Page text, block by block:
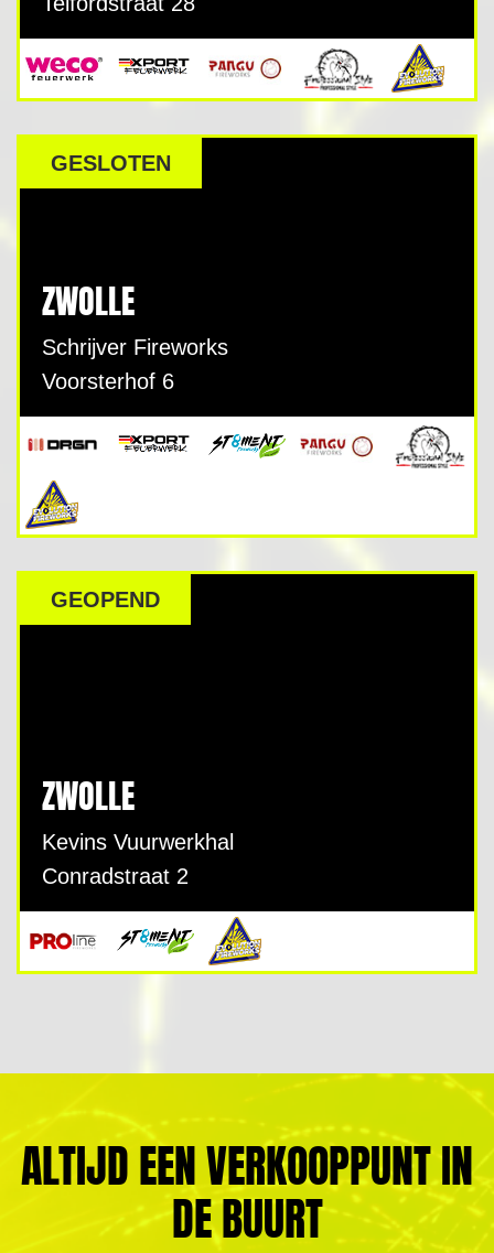
GESLOTEN
ZWOLLE
Schrijver Fireworks
Voorsterhof 6
GEOPEND
ZWOLLE
Kevins Vuurwerkhal
Conradstraat 2
ALTIJD EEN VERKOOPPUNT IN
DE BUURT